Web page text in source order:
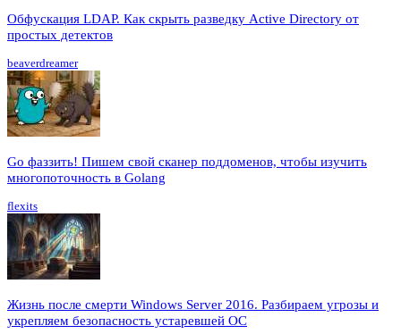
Обфускация LDAP. Как скрыть разведку Active Directory от
простых детектов
beaverdreamer
Go фаззить! Пишем свой сканер поддоменов, чтобы изучить
многопоточность в Golang
flexits
Жизнь после смерти Windows Server 2016. Разбираем угрозы и
укрепляем безопасность устаревшей ОС